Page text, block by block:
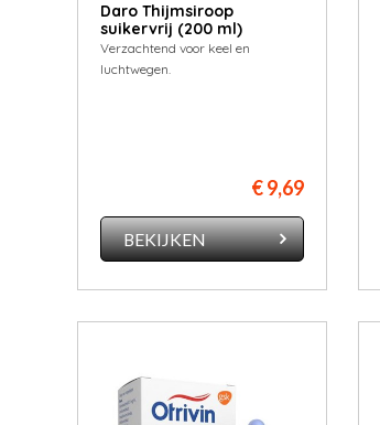
Daro Thijmsiroop
suikervrij (200 ml)
Verzachtend voor keel en
luchtwegen.
€ 9,69
BEKIJKEN